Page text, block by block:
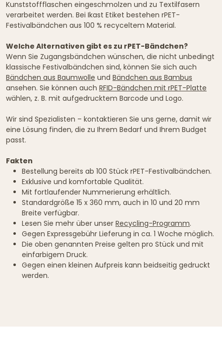
Kunststoffflaschen eingeschmolzen und zu Textilfasern
verarbeitet werden. Bei Ikast Etiket bestehen rPET-
Festivalbändchen aus 100 % recyceltem Material.
Welche Alternativen gibt es zu rPET-Bändchen?
Wenn Sie Zugangsbändchen wünschen, die nicht unbedingt
klassische Festivalbändchen sind, können Sie sich auch
Bändchen aus Baumwolle und Bändchen aus Bambus
ansehen. Sie können auch RFID-Bändchen mit rPET-Platte
wählen, z. B. mit aufgedrucktem Barcode und Logo.
Wir sind Spezialisten – kontaktieren Sie uns gerne, damit wir
eine Lösung finden, die zu Ihrem Bedarf und Ihrem Budget
passt.
Fakten
Bestellung bereits ab 100 Stück rPET-Festivalbändchen.
Exklusive und komfortable Qualität.
Mit fortlaufender Nummerierung erhältlich.
Standardgröße 15 x 360 mm, auch in 10 und 20 mm
Breite verfügbar.
Lesen Sie mehr über unser Recycling-Programm.
Gegen Expressgebühr Lieferung in ca. 1 Woche möglich.
Die oben genannten Preise gelten pro Stück und mit
einfarbigem Druck.
Gegen einen kleinen Aufpreis kann beidseitig gedruckt
werden.